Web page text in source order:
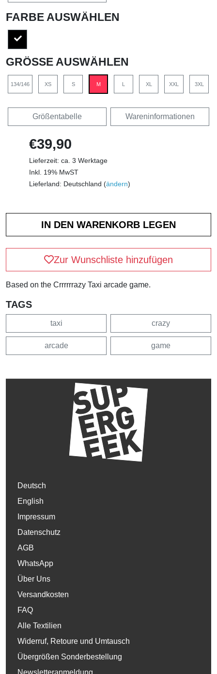
FARBE AUSWÄHLEN
GRÖSSE AUSWÄHLEN
134/146 XS S M L XL XXL 3XL
Größentabelle Wareninformationen
€39,90
Lieferzeit: ca. 3 Werktage
Inkl. 19% MwST
Lieferland: Deutschland (ändern)
Zur Wunschliste hinzufügen
Based on the Crrrrrrazy Taxi arcade game.
TAGS
taxi crazy
arcade game
Deutsch
English
Impressum
Datenschutz
AGB
WhatsApp
Über Uns
Versandkosten
FAQ
Alle Textilien
Widerruf, Retoure und Umtausch
Übergrößen Sonderbestellung
Newsletteranmeldung